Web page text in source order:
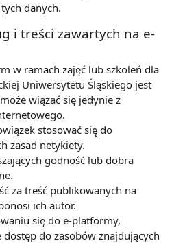
danych.
i treści zawartych na e-
w ramach zajęć lub szkoleń dla
Uniwersytetu Śląskiego jest
wiązać się jedynie z
stosować się do
zasad netykiety.
godność lub dobra
za treść publikowanych na
ich autor.
się do e-platformy,
do zasobów znajdujących